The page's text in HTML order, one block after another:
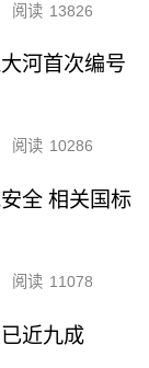
阅读 13826
河首次编号
阅读 10286
全 相关国标
阅读 11078
近九成